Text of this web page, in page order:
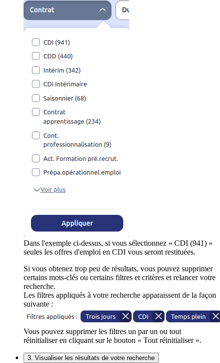
Dans l'exemple ci-dessus, si vous sélectionnez « CDI (941) »
seules les offres d'emploi en CDI vous seront restituées.
Si vous obtenez trop peu de résultats, vous pouvez supprimer
certains mots-clés ou certains filtres et critères et relancer votre
recherche.
Les filtres appliqués à votre recherche apparaissent de la façon
suivante :
Vous pouvez supprimer les filtres un par un ou tout
réinitialiser en cliquant sur le bouton « Tout réinitialiser ».
3. Visualiser les résultats de votre recherche